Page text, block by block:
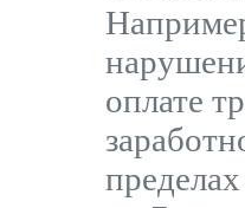
оплате